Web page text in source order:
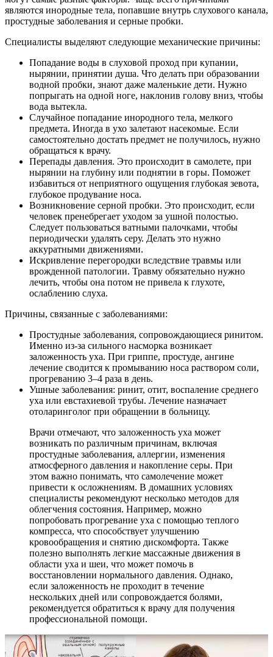
являются инородные тела, попавшие внутрь слухового канала,
простудные заболевания и серные пробки.
Специалисты выделяют следующие механические причины:
Попадание воды в слуховой проход при купании,
нырянии, принятии душа. Что делать при образовании
водной пробки, знают даже маленькие дети. Нужно
попрыгать на одной ноге, наклонив голову вниз, чтобы
вода вытекла.
Случайное попадание инородного тела, мелкого
предмета. Иногда в ухо залетают насекомые. Если
самостоятельно достать предмет не получилось, нужно
обращаться к врачу.
Перепады давления. Это происходит в самолете, при
нырянии на глубину или поднятии в горы. Поможет
избавиться от неприятного ощущения глубокая зевота,
глубокое продувание носа.
Возникновение серной пробки. Это происходит, если
человек пренебрегает уходом за ушной полостью.
Следует пользоваться ватными палочками, чтобы
периодически удалять серу. Делать это нужно
аккуратными движениями.
Искривление перегородки вследствие травмы или
врожденной патологии. Травму обязательно нужно
лечить, чтобы она потом не привела к глухоте,
ослаблению слуха.
Причины, связанные с заболеваниями:
Простудные заболевания, сопровождающиеся ринитом.
Именно из-за сильного насморка возникает
заложенность уха. При гриппе, простуде, ангине
лечение сводится к промыванию носа раствором соли,
прогреванию 3–4 раза в день.
Ушные заболевания: ринит, отит, воспаление среднего
уха или евстахиевой трубы. Лечение назначает
отоларинголог при обращении в больницу.
Врачи отмечают, что заложенность уха может
возникать по различным причинам, включая
простудные заболевания, аллергии, изменения
атмосферного давления и накопление серы. При
этом важно понимать, что самолечение может
привести к осложнениям. В домашних условиях
специалисты рекомендуют несколько методов для
облегчения состояния. Например, можно
попробовать прогревание уха с помощью теплого
компресса, что способствует улучшению
кровообращения и снятию дискомфорта. Также
полезно выполнять легкие массажные движения в
области уха и шеи, что может помочь в
восстановлении нормального давления. Однако,
если заложенность не проходит в течение
нескольких дней или сопровождается болями,
рекомендуется обратиться к врачу для получения
профессиональной помощи.